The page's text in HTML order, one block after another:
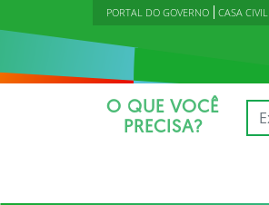
PORTAL DO GOVERNO CASA CIVIL
O QUE VOCÊ
PRECISA?